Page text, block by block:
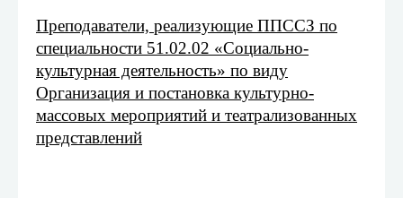
Преподаватели, реализующие ППССЗ по
специальности 51.02.02 «Социально-
культурная деятельность» по виду
Организация и постановка культурно-
массовых мероприятий и театрализованных
представлений